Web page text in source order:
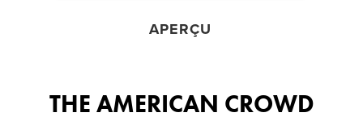
APERÇU
THE AMERICAN CROWD